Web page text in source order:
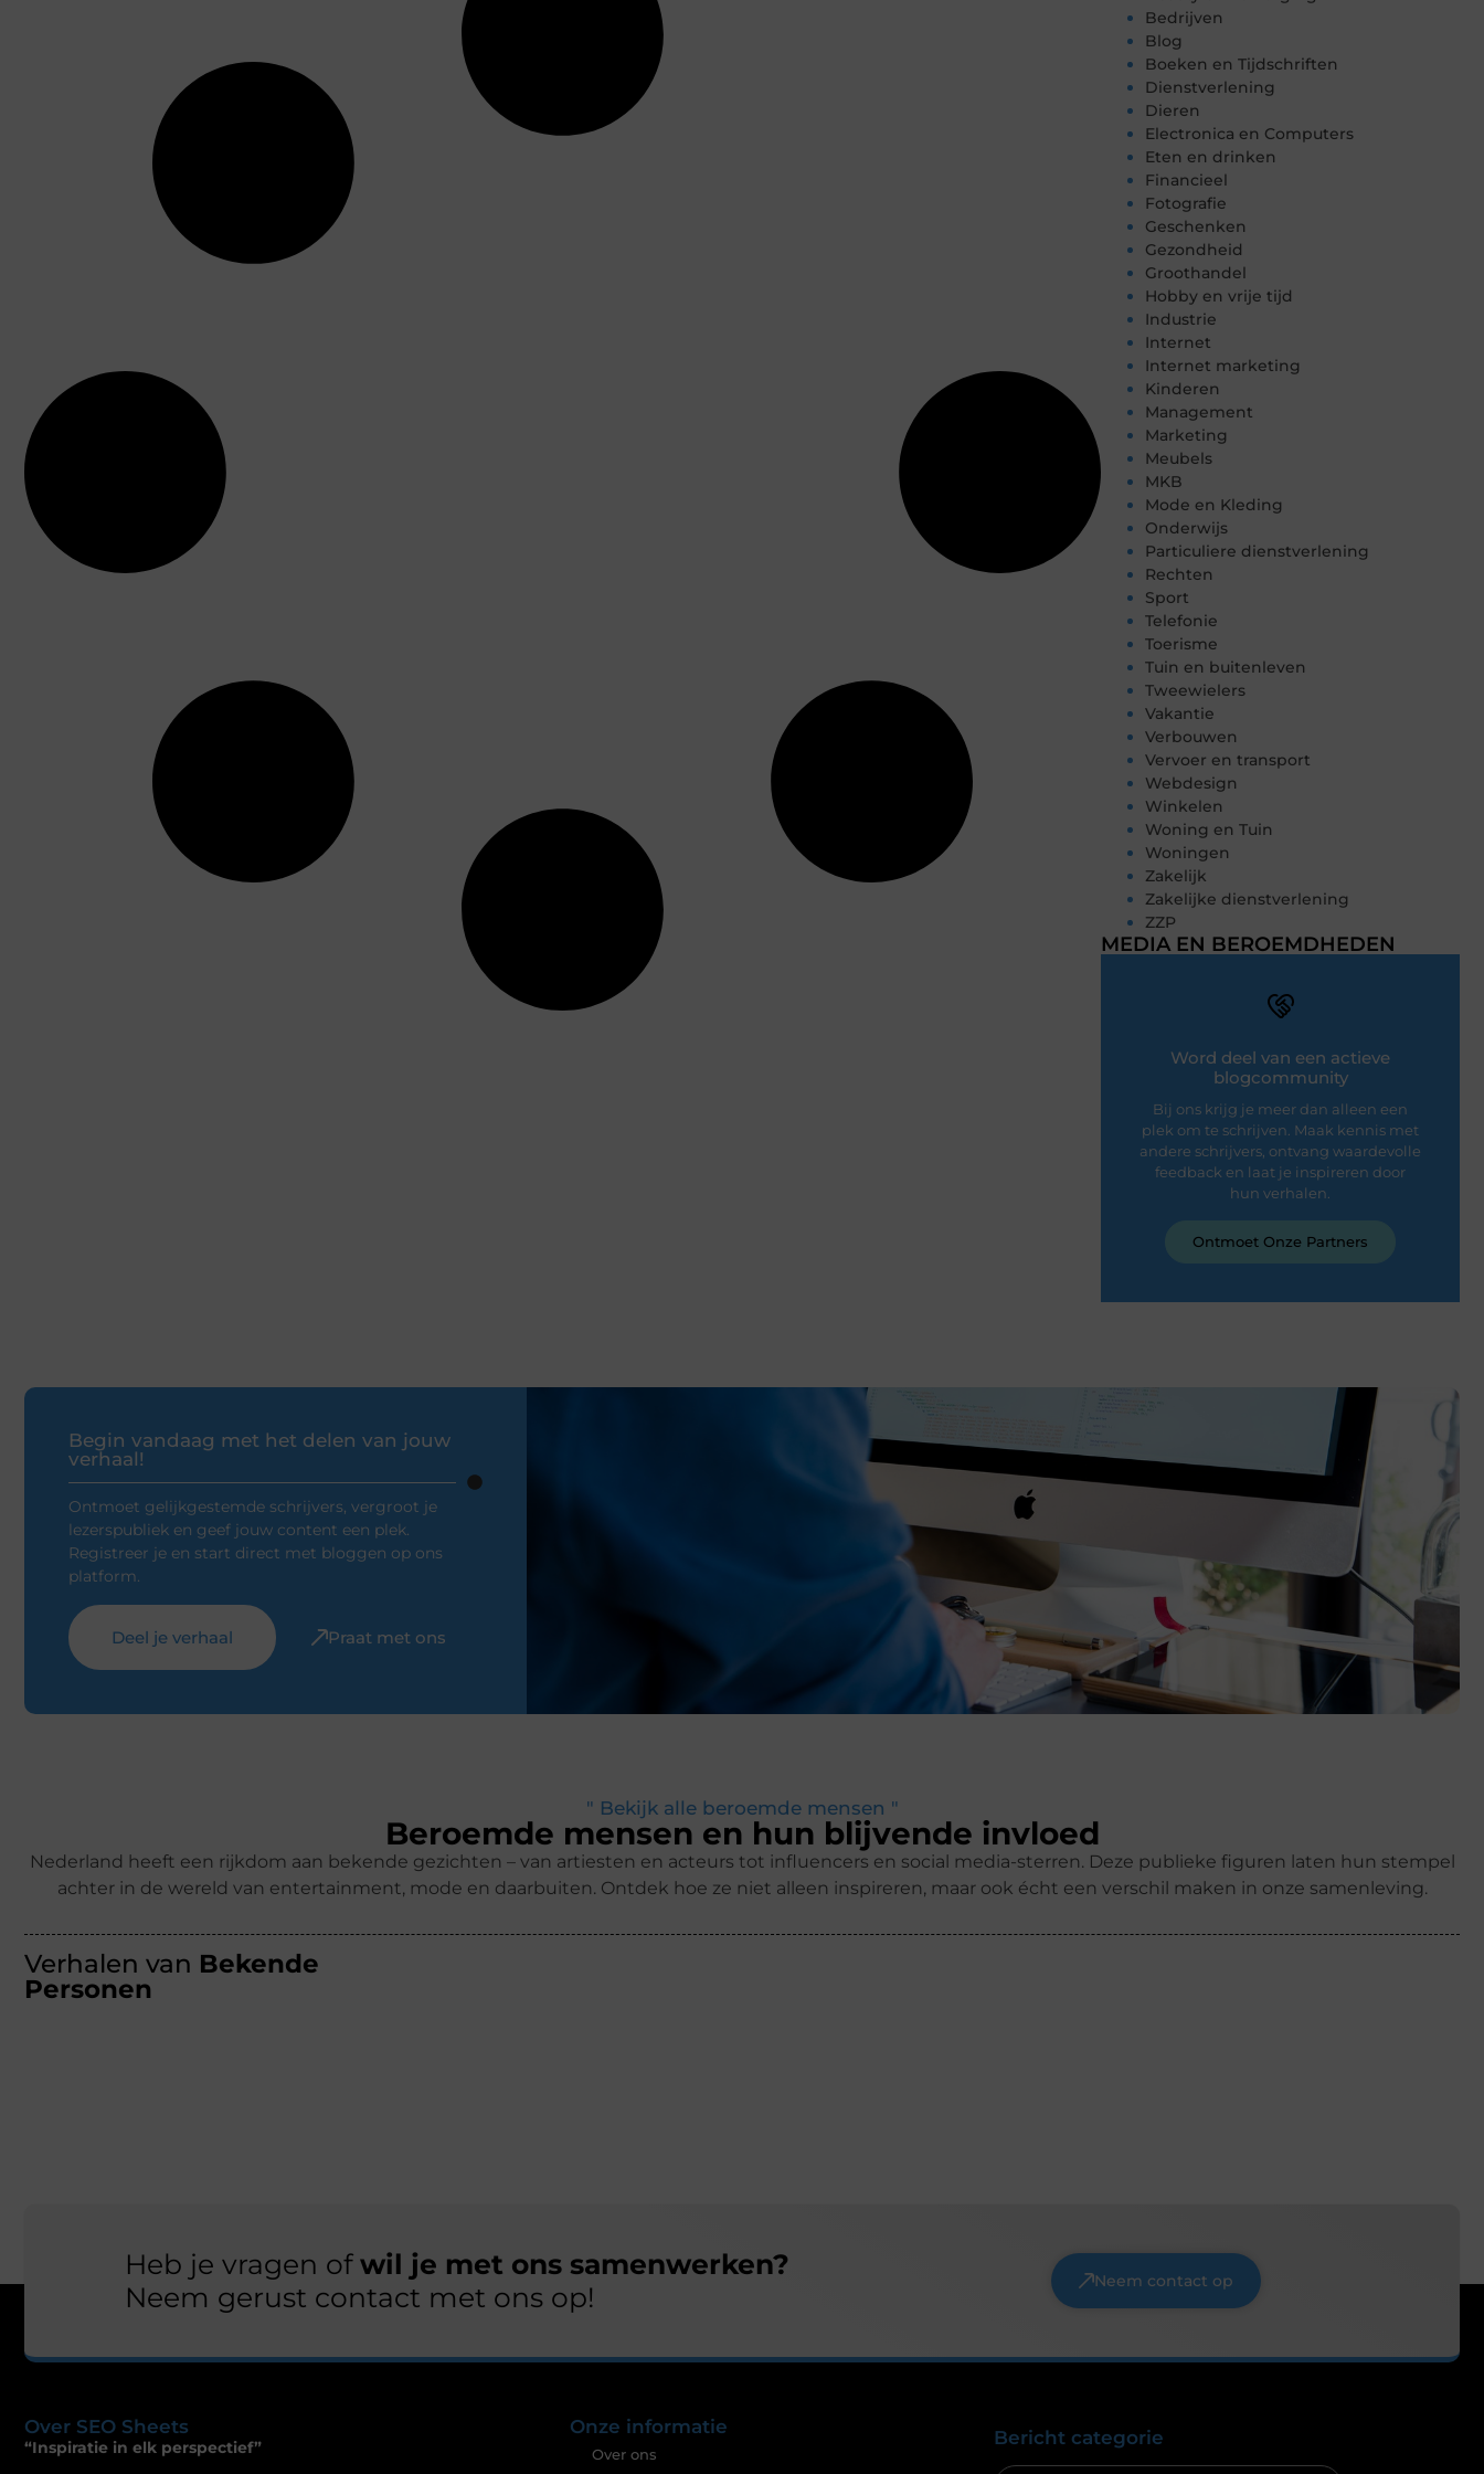
Bedrijven
Blog
Boeken en Tijdschriften
Dienstverlening
Dieren
Electronica en Computers
Eten en drinken
Financieel
Fotografie
Geschenken
Gezondheid
Groothandel
Hobby en vrije tijd
Industrie
Internet
Internet marketing
Kinderen
Management
Marketing
Meubels
MKB
Mode en Kleding
Onderwijs
Particuliere dienstverlening
Rechten
Sport
Telefonie
Toerisme
Tuin en buitenleven
Tweewielers
Vakantie
Verbouwen
Vervoer en transport
Webdesign
Winkelen
Woning en Tuin
Woningen
Zakelijk
Zakelijke dienstverlening
ZZP
MEDIA EN BEROEMDHEDEN
Word deel van een actieve
blogcommunity
Bij ons krijg je meer dan alleen een
plek om te schrijven. Maak kennis met
andere schrijvers, ontvang waardevolle
feedback en laat je inspireren door
hun verhalen.
Ontmoet Onze Partners
Begin vandaag met het delen van jouw
verhaal!
Ontmoet gelijkgestemde schrijvers, vergroot je
lezerspubliek en geef jouw content een plek.
Registreer je en start direct met bloggen op ons
platform.
Deel je verhaal Praat met ons
" Bekijk alle beroemde mensen "
Beroemde mensen en hun blijvende invloed
Nederland heeft een rijkdom aan bekende gezichten – van artiesten en acteurs tot influencers en social media-sterren. Deze publieke figuren laten hun stempel
achter in de wereld van entertainment, mode en daarbuiten. Ontdek hoe ze niet alleen inspireren, maar ook écht een verschil maken in onze samenleving.
Verhalen van Bekende
Personen
Heb je vragen ofwil je met ons samenwerken?
Neem gerust contact met ons op!
Neem contact op
Over SEO Sheets
“Inspiratie in elk perspectief”
Onze informatie
Over ons
Bericht categorie